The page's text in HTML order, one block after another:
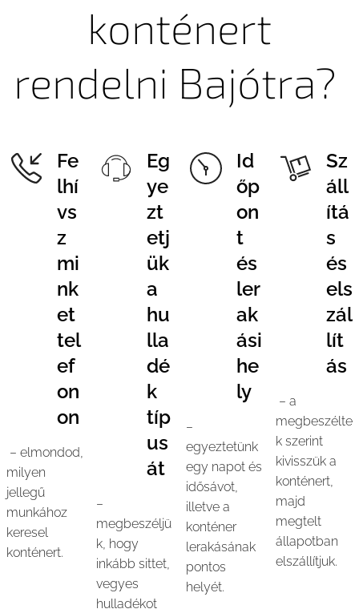
konténert
rendelni Bajótra?
Fe
lhí
vs
z
mi
nk
et
tel
ef
on
on
– elmondod,
milyen
jellegű
munkához
keresel
konténert.
Eg
ye
zt
etj
ük
a
hu
lla
dé
k
típ
us
át
–
megbeszéljü
k, hogy
inkább sittet,
vegyes
hulladékot
Id
őp
on
t
és
ler
ak
ási
he
ly
–
egyeztetünk
egy napot és
idősávot,
illetve a
konténer
lerakásának
pontos
helyét.
Sz
áll
ítá
s
és
els
zál
lít
ás
– a
megbeszélte
k szerint
kivisszük a
konténert,
majd
megtelt
állapotban
elszállítjuk.